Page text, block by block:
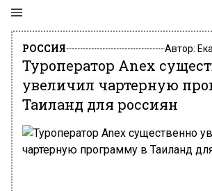
РОССИЯ Автор:
Туроператор Anex
увеличил чартерную
Таиланд для россиян